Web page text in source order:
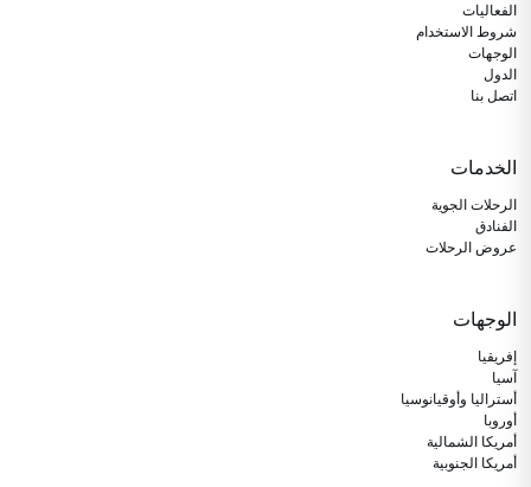
الفعاليات
شروط الاستخدام
الوجهات
الدول
اتصل بنا
الخدمات
الرحلات الجوية
الفنادق
عروض الرحلات
الوجهات
إفريقيا
آسيا
أستراليا وأوقيانوسيا
أوروبا
أمريكا الشمالية
أمريكا الجنوبية